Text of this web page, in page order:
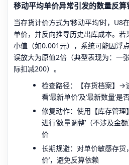
移动平均单价异常引发的数量反算
当存货计价方式为‘移动平均’时，
单价，并反向推导历史出库成本。
小值（如0.001元），系统可能因浮
误放大为原值2倍（典型表现为：一
际扣减200）。
检查路径：【存货档案】→
看‘最新单价’及‘最新数量’
修复动作：使用【库存管
进行‘数量调整’（不涉及金
价
长期规避：对单价敏感存货
价’，避免反算依赖